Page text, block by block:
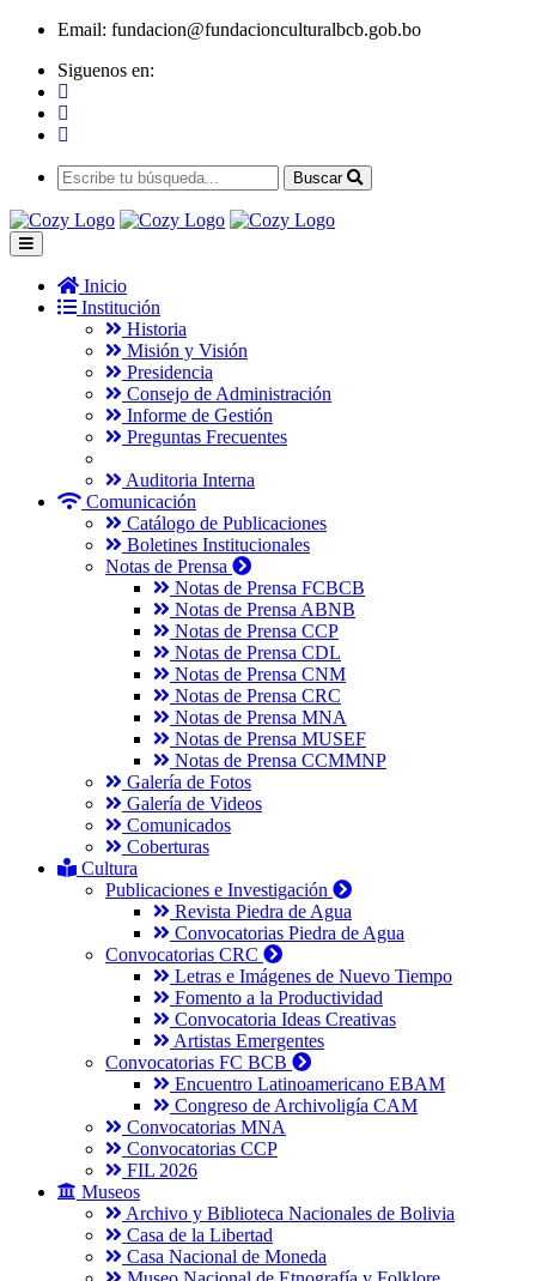
Email: fundacion@fundacionculturalbcb.gob.bo
Siguenos en:
Buscar
Inicio
Institución
Historia
Misión y Visión
Presidencia
Consejo de Administración
Informe de Gestión
Preguntas Frecuentes
Auditoria Interna
Comunicación
Catálogo de Publicaciones
Boletines Institucionales
Notas de Prensa
Notas de Prensa FCBCB
Notas de Prensa ABNB
Notas de Prensa CCP
Notas de Prensa CDL
Notas de Prensa CNM
Notas de Prensa CRC
Notas de Prensa MNA
Notas de Prensa MUSEF
Notas de Prensa CCMMNP
Galería de Fotos
Galería de Videos
Comunicados
Coberturas
Cultura
Publicaciones e Investigación
Revista Piedra de Agua
Convocatorias Piedra de Agua
Convocatorias CRC
Letras e Imágenes de Nuevo Tiempo
Fomento a la Productividad
Convocatoria Ideas Creativas
Artistas Emergentes
Convocatorias FC BCB
Encuentro Latinoamericano EBAM
Congreso de Archivoligía CAM
Convocatorias MNA
Convocatorias CCP
FIL 2026
Museos
Archivo y Biblioteca Nacionales de Bolivia
Casa de la Libertad
Casa Nacional de Moneda